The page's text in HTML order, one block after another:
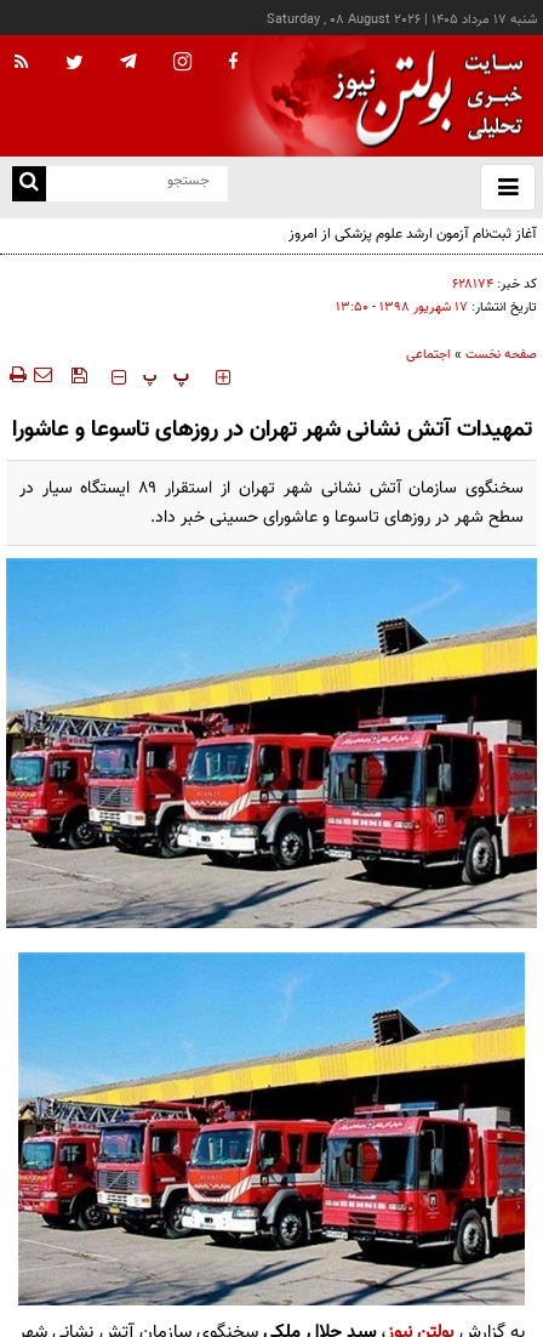
شنبه ۱۷ مرداد ۱۴۰۵ |
Saturday , 08 August 2026
باز
و
آغاز ثبت‌نام آزمون ارشد علوم پزشکی از امروز
کد خبر: ۶۲۸۱۷۴
تاریخ انتشار: ۱۷ شهريور ۱۳۹۸ - ۱۳:۵۰
صفحه نخست » اجتماعی
‍‍‍ پ پ
تمهیدات آتش نشانی شهر تهران در روز‌های تاسوعا و عاشورا
سخنگوی سازمان آتش نشانی شهر تهران از استقرار ۸۹ ایستگاه سیار در
سطح شهر در روز‌های تاسوعا و عاشورای حسینی خبر داد.